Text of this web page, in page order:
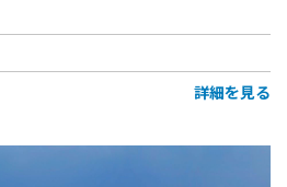
詳細を見る